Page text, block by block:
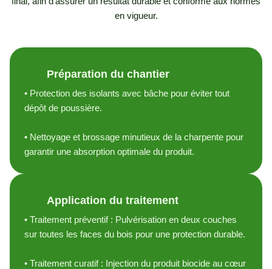
en vigueur.
Préparation du chantier
• Protection des isolants avec bâche pour éviter tout
dépôt de poussière.
• Nettoyage et brossage minutieux de la charpente pour
garantir une absorption optimale du produit.
Application du traitement
• Traitement préventif : Pulvérisation en deux couches
sur toutes les faces du bois pour une protection durable.
• Traitement curatif : Injection du produit biocide au cœur